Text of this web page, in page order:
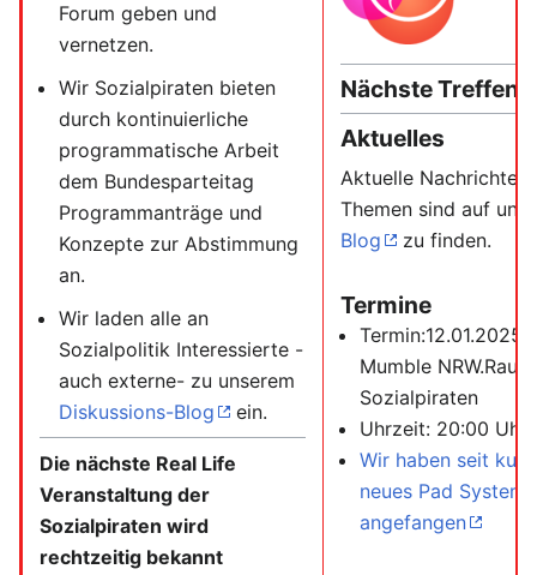
Forum geben und
vernetzen.
Wir Sozialpiraten bieten
durch kontinuierliche
programmatische Arbeit
dem Bundesparteitag
Programmanträge und
Konzepte zur Abstimmung
an.
Wir laden alle an
Sozialpolitik Interessierte -
auch externe- zu unserem
Diskussions-Blog
ein.
Die nächste Real Life
Veranstaltung der
Sozialpiraten wird
rechtzeitig bekannt
Nächste Treffen
Aktuelles
Aktuelle Nachrichten
Themen sind auf
Blog
zu finden.
Termine
Termin:12.01.2025
Mumble NRW.Raum
Sozialpiraten
Uhrzeit: 20:00 Uhr
Wir haben seit
neues Pad System
angefangen